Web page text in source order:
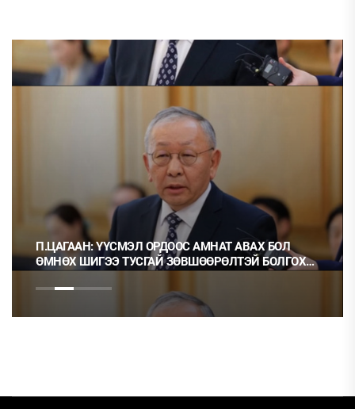
П.ЦАГААН: ҮҮСМЭЛ ОРДООС АМНАТ АВАХ БОЛ
ӨМНӨХ ШИГЭЭ ТУСГАЙ ЗӨВШӨӨРӨЛТЭЙ БОЛГОХ